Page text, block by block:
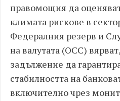
правомощия да
климата рискове в
Федералния резерв и
на валутата (OCC)
задължение да
стабилността на
включително чрез